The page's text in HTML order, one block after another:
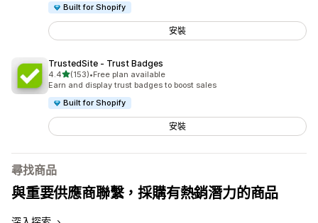
Built for Shopify
安裝
TrustedSite ‑ Trust Badges
4.4滿分 5 顆星
(153)
共有 153 則評價
•Free plan available
Earn and display trust badges to boost sales
Built for Shopify
安裝
尋找商品
與重要供應商聯繫，採購有熱銷潛力的商品